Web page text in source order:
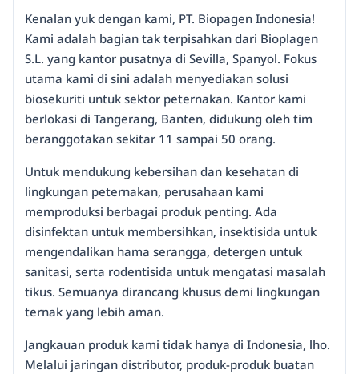
Kenalan yuk dengan kami, PT. Biopagen Indonesia!
Kami adalah bagian tak terpisahkan dari Bioplagen
S.L. yang kantor pusatnya di Sevilla, Spanyol. Fokus
utama kami di sini adalah menyediakan solusi
biosekuriti untuk sektor peternakan. Kantor kami
berlokasi di Tangerang, Banten, didukung oleh tim
beranggotakan sekitar 11 sampai 50 orang.
Untuk mendukung kebersihan dan kesehatan di
lingkungan peternakan, perusahaan kami
memproduksi berbagai produk penting. Ada
disinfektan untuk membersihkan, insektisida untuk
mengendalikan hama serangga, detergen untuk
sanitasi, serta rodentisida untuk mengatasi masalah
tikus. Semuanya dirancang khusus demi lingkungan
ternak yang lebih aman.
Jangkauan produk kami tidak hanya di Indonesia, lho.
Melalui jaringan distributor, produk-produk buatan